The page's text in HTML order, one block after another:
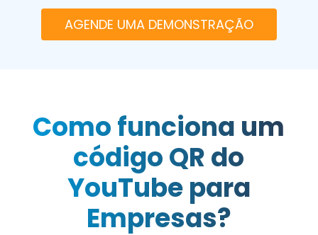
AGENDE UMA DEMONSTRAÇÃO
Como funciona um
código QR do
YouTube para
Empresas?